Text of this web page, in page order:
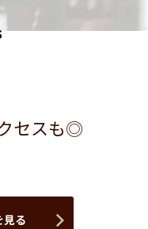
セスも◎
見る